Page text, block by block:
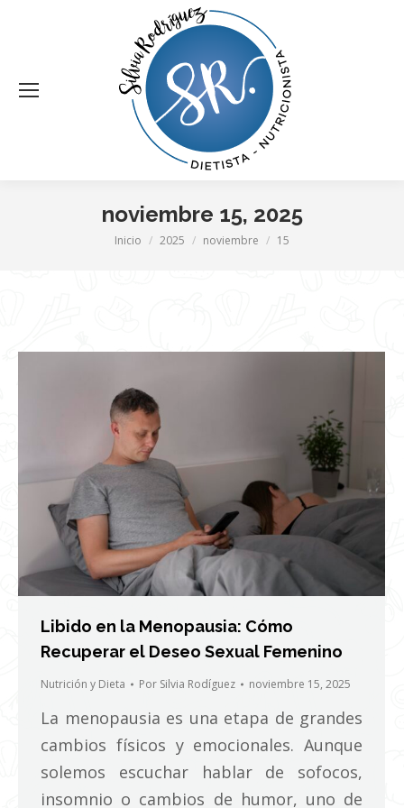
noviembre 15, 2025
Estás aquí:
Inicio 2025 noviembre 15
Libido en la Menopausia: Cómo
Recuperar el Deseo Sexual Femenino
Nutrición y Dieta Por Silvia Rodíguez noviembre 15, 2025
La menopausia es una etapa de grandes
cambios físicos y emocionales. Aunque
solemos escuchar hablar de sofocos,
insomnio o cambios de humor, uno de